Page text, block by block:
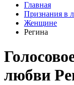
Главная
Признания в
Женщине
Регина
любви